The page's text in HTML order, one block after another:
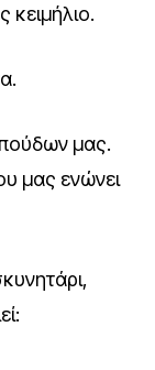
κειμήλιο.
μας.
μας ενώνει